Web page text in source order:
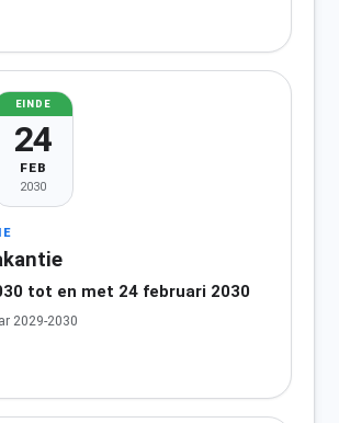
EINDE
24
FEB
2030
tot en met 24 februari 2030
2029-2030